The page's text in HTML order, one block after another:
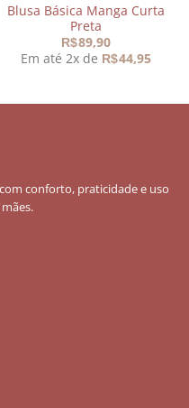
Blusa Básica Manga Curta
Preta
R$89,90
Em até 2x de R$44,95
conforto, praticidade e uso